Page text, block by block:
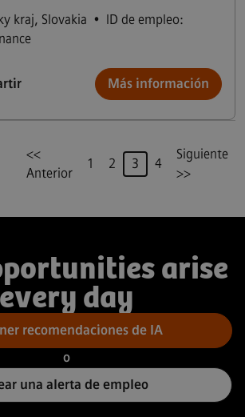
kraj, Slovakia • ID de empleo:
Más información
<<
Anterior
1 2 Página
3 4
Siguiente
>>
arise
every day
recomendaciones de IA
o
una alerta de empleo